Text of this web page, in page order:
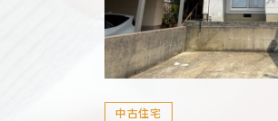
中古住宅